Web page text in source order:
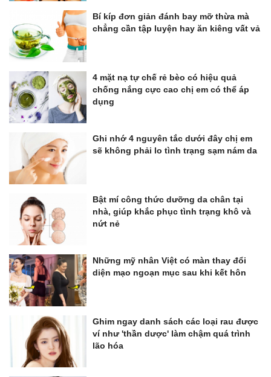
Bí kíp đơn giản đánh bay mỡ thừa mà
chẳng cần tập luyện hay ăn kiêng vất vả
4 mặt nạ tự chế rẻ bèo có hiệu quả
chống nắng cực cao chị em có thể áp
dụng
Ghi nhớ 4 nguyên tắc dưới đây chị em
sẽ không phải lo tình trạng sạm nám da
Bật mí công thức dưỡng da chân tại
nhà, giúp khắc phục tình trạng khô và
nứt nẻ
Những mỹ nhân Việt có màn thay đổi
diện mạo ngoạn mục sau khi kết hôn
Ghim ngay danh sách các loại rau được
ví như 'thần dược' làm chậm quá trình
lão hóa